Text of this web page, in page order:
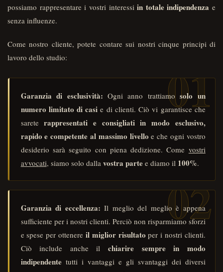
possiamo rappresentare i vostri interessiin totale indipendenza e
senza influenze.
Come nostro cliente, potete contare sui nostri cinque principi di
lavoro dello studio:
Garanzia di esclusività: Ogni anno trattiamosolo un
numero limitato di casi e di clienti. Ciò vi garantisce che
sareterappresentati e consigliati in modo esclusivo,
rapido e competente al massimo livello e che ogni vostro
desiderio sarà seguito con piena dedizione. Come vostri
avvocati, siamo solo dalla vostra parte e diamo il 100%.
Garanzia di eccellenza: Il meglio del meglio è appena
sufficiente per i nostri clienti. Perciò non risparmiamo sforzi
e spese per ottenere il miglior risultato per i nostri clienti.
Ciò include anche ilchiarire sempre in modo
indipendentetutti i vantaggi e gli svantaggi dei diversi